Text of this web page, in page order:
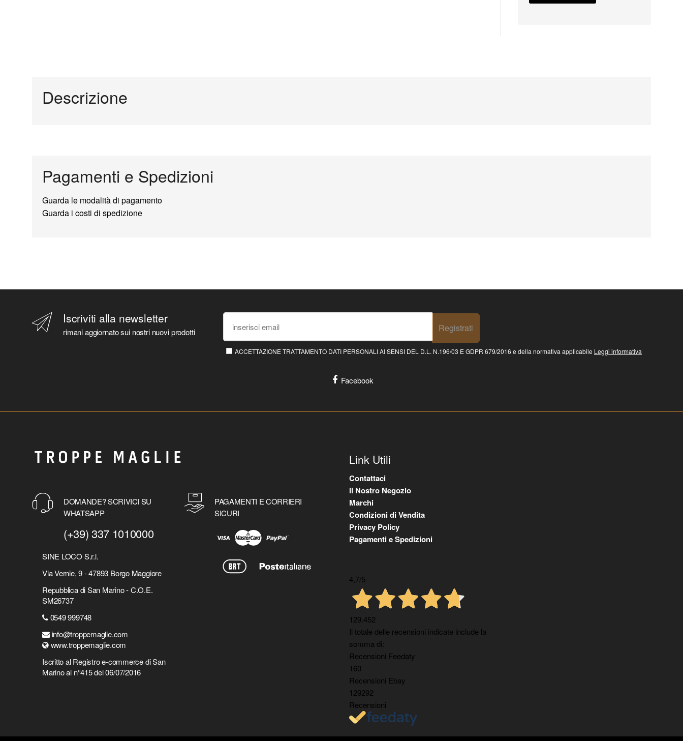
Descrizione
Pagamenti e Spedizioni
Guarda le modalità di pagamento
Guarda i costi di spedizione
Iscriviti alla newsletter
rimani aggiornato sui nostri nuovi prodotti Registrati
ACCETTAZIONE TRATTAMENTO DATI PERSONALI AI SENSI DEL D.L. N.196/03 E GDPR 679/2016 e della normativa applicabile Leggi informativa
Facebook
DOMANDE? SCRIVICI SU
WHATSAPP
(+39) 337 1010000
SINE LOCO S.r.l.
Via Vernie, 9 - 47893 Borgo Maggiore
Repubblica di San Marino - C.O.E.
SM26737
0549 999748
info@troppemaglie.com
www.troppemaglie.com
Iscritto al Registro e-commerce di San
Marino al n°415 del 06/07/2016
PAGAMENTI E CORRIERI
SICURI
Link Utili
Contattaci
Il Nostro Negozio
Marchi
Condizioni di Vendita
Privacy Policy
Pagamenti e Spedizioni
4,7/5
129.452
Il totale delle recensioni indicate include la
somma di:
Recensioni Feedaty
160
Recensioni Ebay
129292
Recensioni